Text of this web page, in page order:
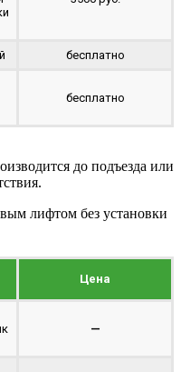
бесплатно
бесплатно
до подъезда или
лифтом без установки
Цена
—